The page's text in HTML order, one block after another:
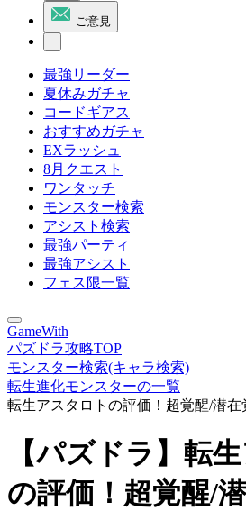
ご意見
最強リーダー
夏休みガチャ
コードギアス
おすすめガチャ
EXラッシュ
8月クエスト
ワンタッチ
モンスター検索
アシスト検索
最強パーティ
最強アシスト
フェス限一覧
GameWith
パズドラ攻略TOP
モンスター検索(キャラ検索)
転生進化モンスターの一覧
転生アスタロトの評価！超覚醒/潜在
【パズドラ】転
の評価！超覚醒/